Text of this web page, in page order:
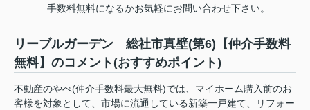
手数料無料になるかお気軽にお問い合わせ下さい。
リーブルガーデン 総社市真壁(第6)【仲介手数料
無料】のコメント(おすすめポイント)
不動産のやべ(仲介手数料最大無料)では、マイホーム購入前のお
客様を対象として、市場に流通している新築一戸建て、リフォー